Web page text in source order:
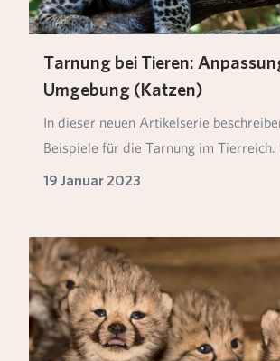
Tarnung bei Tieren:
Umgebung (Katzen)
In dieser neuen Artikelserie
Beispiele für die Tarnung im Tierreich.
verschi…
19 Januar 2023